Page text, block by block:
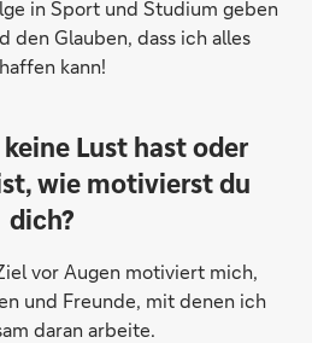
in Sport und Studium geben
den Glauben, dass ich alles
kann!
Lust hast oder
wie motivierst du
dich?
vor Augen motiviert mich,
und Freunde, mit denen ich
daran arbeite.